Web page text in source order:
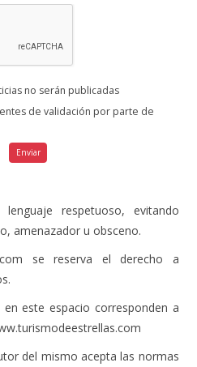
no serán publicadas
de validación por parte de
respetuoso, evitando
amenazador u obsceno.
se reserva el derecho a
en este espacio corresponden a
del mismo acepta las normas